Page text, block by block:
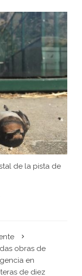
de la pista de
obras de
en
de diez